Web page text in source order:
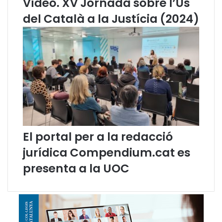
i
n
g
ü
í
s
t
i
c
”
d
i
(
i
l
2
0
2
1
del Català a la Justícia (2024)
El portal per a la redacció
jurídica Compendium.cat es
presenta a la UOC